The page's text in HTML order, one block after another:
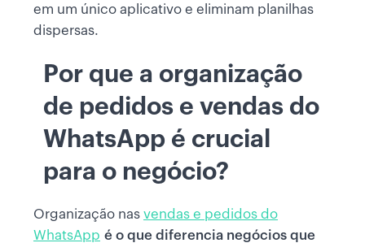
em um único aplicativo e eliminam planilhas
dispersas.
Por que a organização
de pedidos e vendas do
WhatsApp é crucial
para o negócio?
Organização nas vendas e pedidos do
WhatsApp é o que diferencia negócios que